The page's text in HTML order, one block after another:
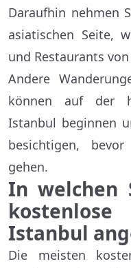
Daraufhin nehmen
asiatischen Seite,
und Restaurants
Andere
können auf der
Istanbul beginnen
besichtigen,
gehen.
In welchen
Istanbul
Die meisten